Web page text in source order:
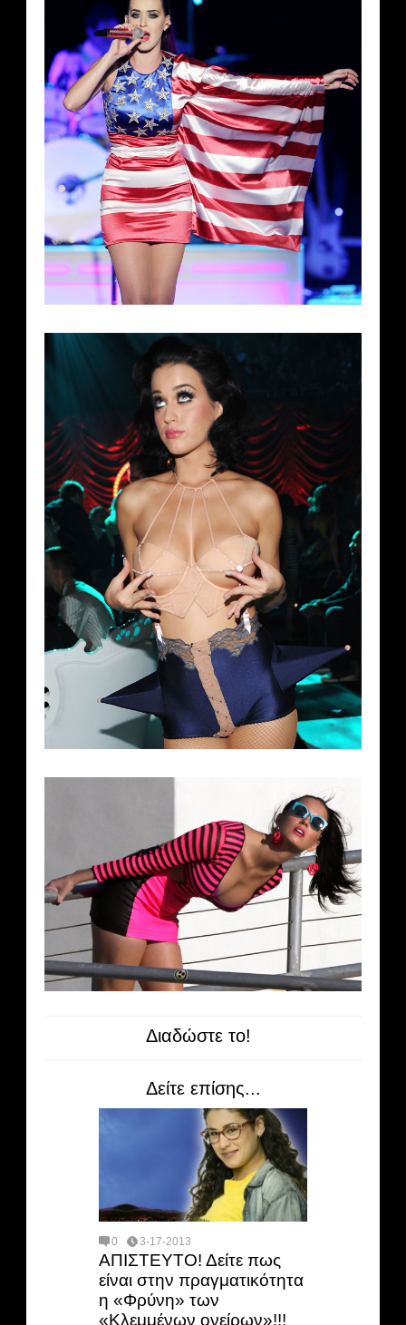
Διαδώστε το!
Δείτε επίσης...
0 3-17-2013
ΑΠΙΣΤΕΥΤΟ! Δείτε πως
είναι στην πραγματικότητα
η «Φρύνη» των
«Κλεμμένων ονείρων»!!!